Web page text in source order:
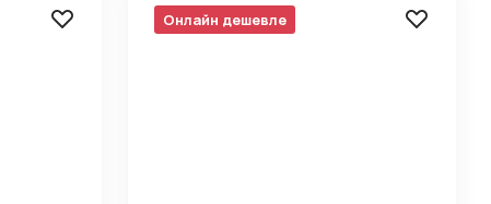
Онлайн дешевле